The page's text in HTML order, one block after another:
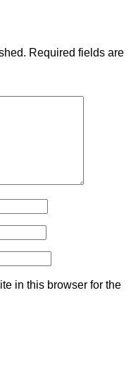
Required fields are
in this browser for the